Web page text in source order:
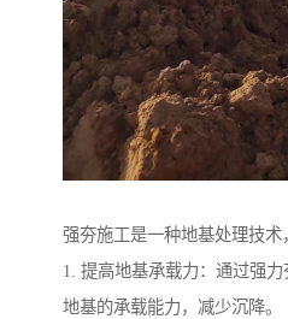
强夯施工是一种地基处理技术
1. 提高地基承载力：通过强
地基的承载能力，减少沉降。